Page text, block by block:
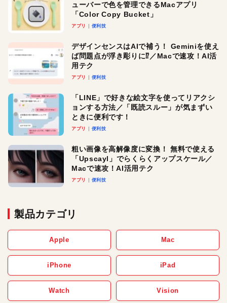
ューバーで色を管理できるMacアプリ
「Color Copy Bucket」
アプリ 便利技
デザインセンスはAIで補う！ Geminiを使え
ば問題点が浮き彫りに⁉︎／Macで速攻！AI活
用テク
アプリ 便利技
「LINE」で好きな絵文字を使ってリアクシ
ョンする方法／「既読スルー」が気まずい
ときに便利です！
アプリ 便利技
粗い画像を高解像度に変換！ 無料で使える
「Upscayl」でらくらくアップスケール／
Macで速攻！AI活用テク
アプリ 便利技
製品カテゴリ
Apple Mac
iPhone iPad
Watch Vision